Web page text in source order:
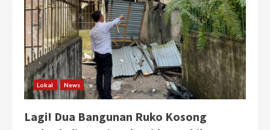
Lokal News
Lagi! Dua Bangunan Ruko Kosong